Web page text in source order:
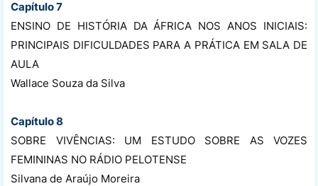
Capítulo 7
ENSINO DE HISTÓRIA DA ÁFRICA NOS ANOS INICIAIS:
PRINCIPAIS DIFICULDADES PARA A PRÁTICA EM SALA DE
AULA
Wallace Souza da Silva
Capítulo 8
SOBRE VIVÊNCIAS: UM ESTUDO SOBRE AS VOZES
FEMININAS NO RÁDIO PELOTENSE
Silvana de Araújo Moreira